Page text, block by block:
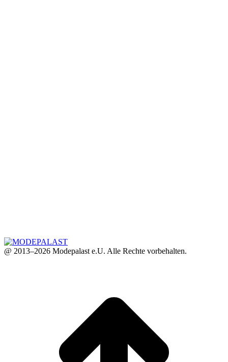
@ 2013–2026 Modepalast e.U. Alle Rechte vorbehalten.